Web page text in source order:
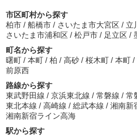
市区町村から探す
柏市 / 船橋市 / さいたま市大宮区 / 立
さいたま市浦和区 / 松戸市 / 足立区 /
町名から探す
曙町 / 本町 / 柏 / 高砂 / 桜木町 / 本町 /
前原西
路線から探す
東武野田線 / 京浜東北線 / 常磐線 / 常
東北本線 / 高崎線 / 総武本線 / 湘南新
湘南新宿ライン高海
駅から探す